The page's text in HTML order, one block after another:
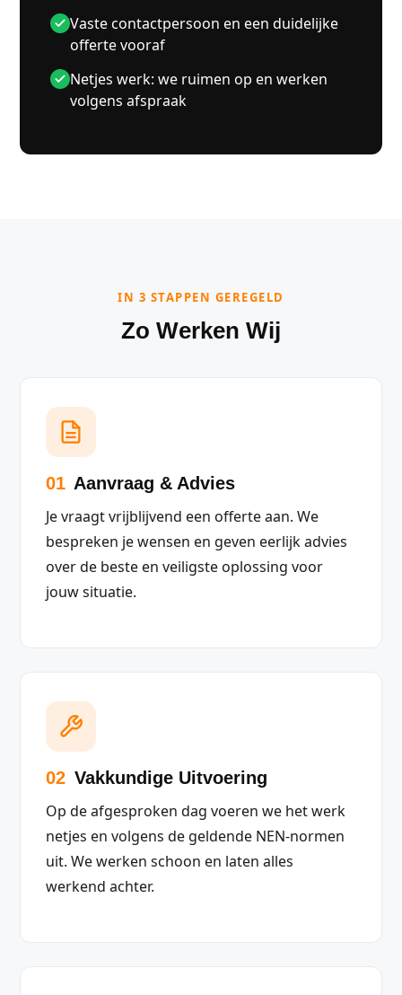
Vaste contactpersoon en een duidelijke
offerte vooraf
Netjes werk: we ruimen op en werken
volgens afspraak
IN 3 STAPPEN GEREGELD
Zo Werken Wij
01 Aanvraag & Advies
Je vraagt vrijblijvend een offerte aan. We
bespreken je wensen en geven eerlijk advies
over de beste en veiligste oplossing voor
jouw situatie.
02 Vakkundige Uitvoering
Op de afgesproken dag voeren we het werk
netjes en volgens de geldende NEN-normen
uit. We werken schoon en laten alles
werkend achter.